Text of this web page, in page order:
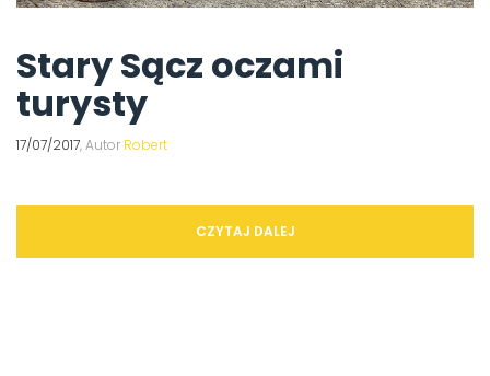
Stary Sącz oczami
turysty
17/07/2017, Autor Robert
CZYTAJ DALEJ